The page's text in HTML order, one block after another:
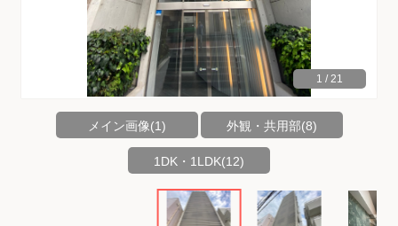
1 / 21
メイン画像(1) 外観・共用部(8)
1DK・1LDK(12)